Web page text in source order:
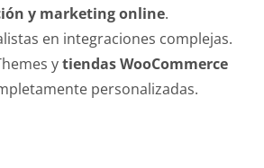
y marketing online.
en integraciones complejas.
ytiendas WooCommerce
personalizadas.